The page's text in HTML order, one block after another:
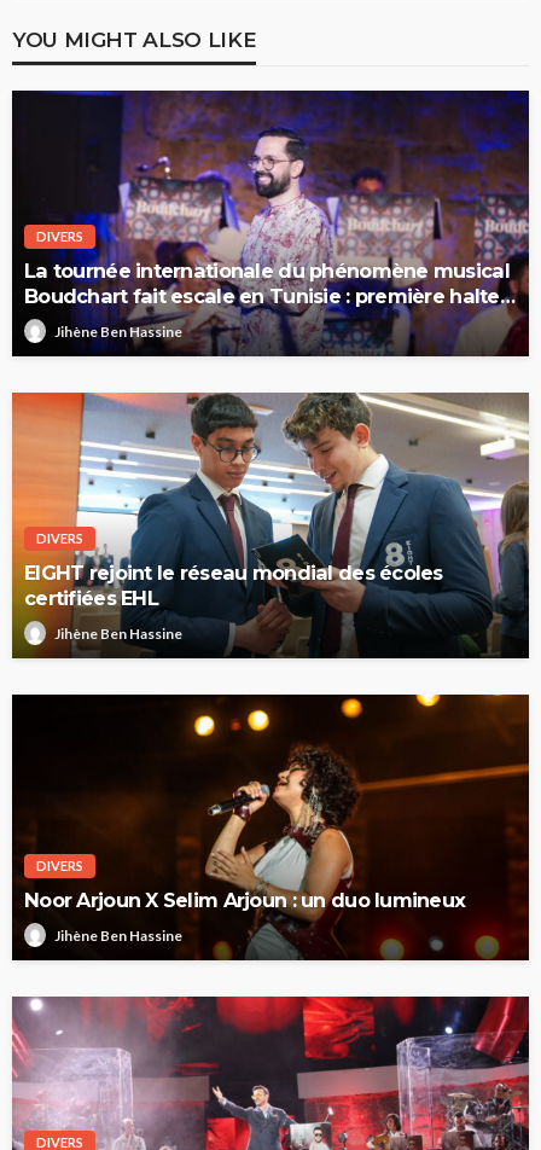
YOU MIGHT ALSO LIKE
DIVERS
La tournée internationale du phénomène musical
Boudchart fait escale en Tunisie : première halte
à SfaxJihène Ben Hassine
DIVERS
EIGHT rejoint le réseau mondial des écoles
certifiées EHL
Jihène Ben Hassine
DIVERS
Noor Arjoun X Selim Arjoun : un duo lumineux
Jihène Ben Hassine
DIVERS